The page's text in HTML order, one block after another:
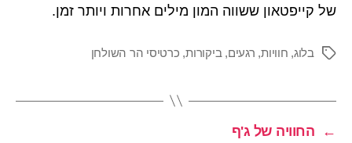
של קייפטאון ששווה המון מילים אחרות ויותר זמן.
תגים בלוג, חוויות, רגעים, ביקורות, כרטיסי הר השולחן
← החוויה של ג'ף